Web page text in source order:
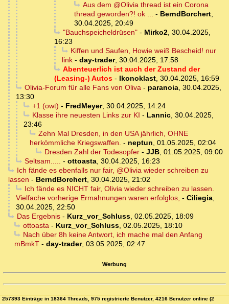
Aus dem @Olivia thread ist ein Corona
thread geworden?! ok ... - BerndBorchert,
30.04.2025, 20:49
"Bauchspeicheldrüsen"- Mirko2, 30.04.2025,
16:23
Kiffen und Saufen, Howie weiß Bescheid! nur
link - day-trader, 30.04.2025, 17:58
Abenteuerlich ist auch der Zustand der
(Leasing-) Autos - Ikonoklast, 30.04.2025, 16:59
Olivia-Forum für alle Fans von Oliva- paranoia, 30.04.2025,
13:30
+1 (owt) - FredMeyer, 30.04.2025, 14:24
Klasse ihre neuesten Links zur KI - Lannic, 30.04.2025,
23:46
Zehn Mal Dresden, in den USA jährlich, OHNE
herkömmliche Kriegswaffen. - neptun, 01.05.2025, 02:04
Dresden Zahl der Todesopfer- JJB, 01.05.2025, 09:00
Seltsam..... - ottoasta, 30.04.2025, 16:23
Ich fände es ebenfalls nur fair, @Olivia wieder schreiben zu
lassen - BerndBorchert, 30.04.2025, 21:02
Ich fände es NICHT fair, Olivia wieder schreiben zu lassen.
Vielfache vorherige Ermahnungen waren erfolglos, - Ciliegia,
30.04.2025, 22:50
Das Ergebnis- Kurz_vor_Schluss, 02.05.2025, 18:09
ottoasta- Kurz_vor_Schluss, 02.05.2025, 18:10
Nach über 8h keine Antwort, ich mache mal den Anfang
mBmkT - day-trader, 03.05.2025, 02:47
Werbung
257393 Einträge in 18364 Threads, 975 registrierte Benutzer, 4216 Benutzer online (2